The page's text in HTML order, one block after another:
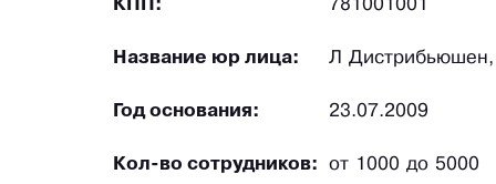
КПП: 781001001
Название юр лица: Л
Год основания: 23.07.2009
Кол-во сотрудников: от 1000 до 5000